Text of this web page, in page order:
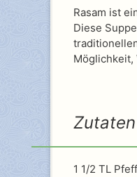
Rasam ist
Diese
Möglichkeit,
1 1/2 TL